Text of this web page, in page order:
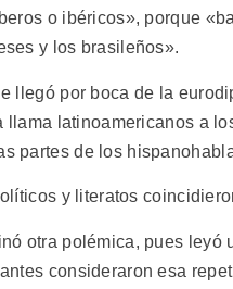
o ibéricos», porque
y los brasileños».
llegó por boca de la
llama latinoamericanos a
partes de los
y literatos
otra polémica, pues
consideraron esa